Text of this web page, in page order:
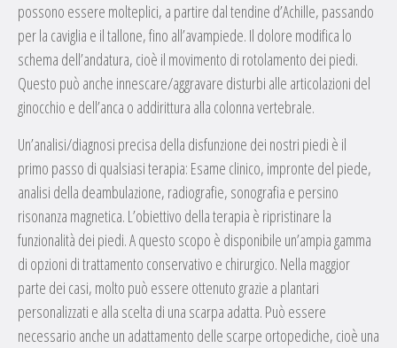
possono essere molteplici, a partire dal tendine d’Achille, passando
per la caviglia e il tallone, fino all’avampiede. Il dolore modifica lo
schema dell’andatura, cioè il movimento di rotolamento dei piedi.
Questo può anche innescare/aggravare disturbi alle articolazioni del
ginocchio e dell’anca o addirittura alla colonna vertebrale.
Un’analisi/diagnosi precisa della disfunzione dei nostri piedi è il
primo passo di qualsiasi terapia: Esame clinico, impronte del piede,
analisi della deambulazione, radiografie, sonografia e persino
risonanza magnetica. L’obiettivo della terapia è ripristinare la
funzionalità dei piedi. A questo scopo è disponibile un’ampia gamma
di opzioni di trattamento conservativo e chirurgico. Nella maggior
parte dei casi, molto può essere ottenuto grazie a plantari
personalizzati e alla scelta di una scarpa adatta. Può essere
necessario anche un adattamento delle scarpe ortopediche, cioè una